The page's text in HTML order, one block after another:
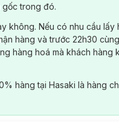
trong đó.
không. Nếu có nhu cầu lấy
hàng và trước 22h30
hàng hoá mà khách hàng
hàng tại Hasaki là hàng